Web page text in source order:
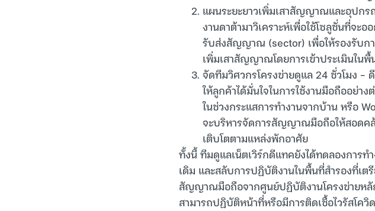
แผนระยะยาวเพิ่มเสาสัญญาณและอุปกร
งานดาต้ามาวิเคราะห์เพื่อใช้โซลูชั่นที่จ
รับส่งสัญญาณ (sector) เพื่อให้รองรับก
เพิ่มเสาสัญญาณโดยการเข้าประเมินใ
จัดทีมวิศวกรโครงข่ายดูแล 24 ชั่วโมง
ให้ลูกค้าได้มั่นใจในการใช้งานมือถืออย่า
ในช่วงกระแสการทำงานจากบ้าน หรือ
จะบริหารจัดการสัญญาณมือถือให้สอดค
เติบโตตามแหล่งพักอาศัย
ทั้งนี้ ทีมดูแลเน็ตเวิร์กดีแทคยังได้ทดลองการ
เดิม และสลับการปฏิบัติงานในพื้นที่สำรองที่เต
สัญญาณมือถือจากศูนย์ปฏิบัติงานโครงข่ายห
สามารถปฏิบัติหน้าที่หรือมีการติดเชื้อไวรัสโค